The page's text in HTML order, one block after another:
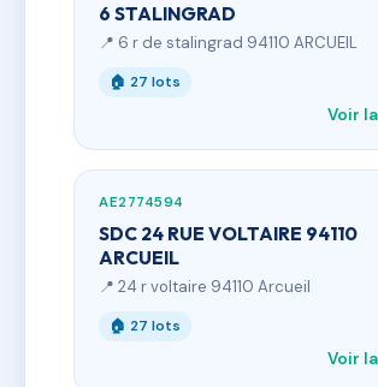
6 STALINGRAD
📍 6 r de stalingrad 94110 ARCUEIL
🏠 27 lots
Voir
AE2774594
SDC 24 RUE VOLTAIRE 94110
ARCUEIL
📍 24 r voltaire 94110 Arcueil
🏠 27 lots
Voir